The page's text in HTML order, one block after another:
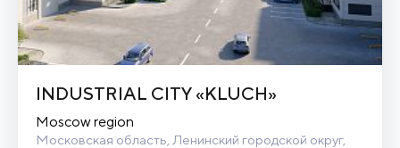
INDUSTRIAL CITY «KLUCH»
Moscow region
Московская область, Ленинский городской округ,